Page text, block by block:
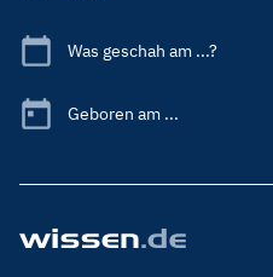
Was geschah am ...?
Geboren am ...